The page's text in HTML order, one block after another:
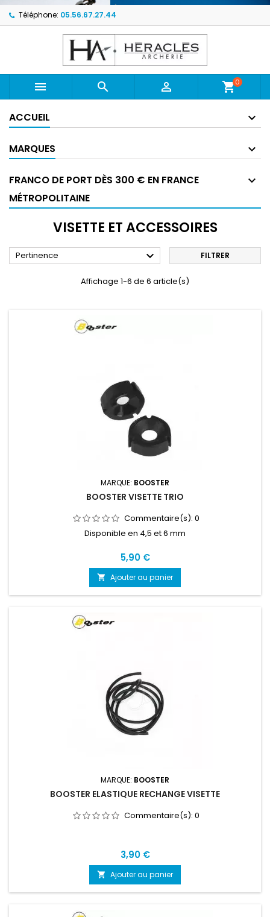
Téléphone: 05.56.67.27.44
   shopping_cart0
ACCUEIL
MARQUES
FRANCO DE PORT DÈS 300 € EN FRANCE
MÉTROPOLITAINE
VISETTE ET ACCESSOIRES
Pertinence  FILTRER
Affichage 1-6 de 6 article(s)
MARQUE: BOOSTER
BOOSTER VISETTE TRIO
Commentaire(s): 0
Disponible en 4,5 et 6 mm
Prix
5,90 €
 Ajouter au panier
MARQUE: BOOSTER
BOOSTER ELASTIQUE RECHANGE VISETTE
Commentaire(s): 0
Prix
3,90 €
 Ajouter au panier